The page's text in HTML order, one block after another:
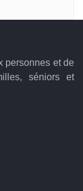
personnes et de
séniors et